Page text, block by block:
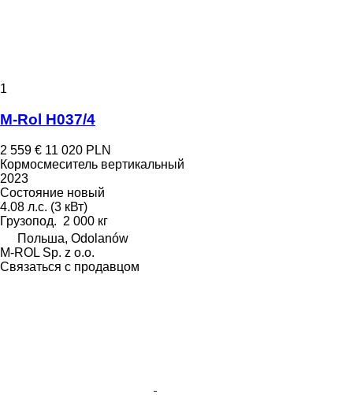
1
M-Rol H037/4
2 559 € 11 020 PLN
Кормосмеситель вертикальный
2023
Состояние новый
4.08 л.с. (3 кВт)
Грузопод. 2 000 кг
Польша, Odolanów
M-ROL Sp. z o.o.
Связаться с продавцом